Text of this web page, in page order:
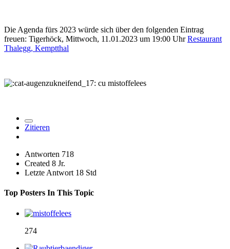
Die Agenda fürs 2023 würde sich über den folgenden Eintrag
freuen: Tigerhöck, Mittwoch, 11.01.2023 um 19:00 UhrRestaurant
Thalegg, Kemptthal
cu mistoffelees
Zitieren
Antworten 718
Created 8 Jr.
Letzte Antwort 18 Std
Top Posters In This Topic
274